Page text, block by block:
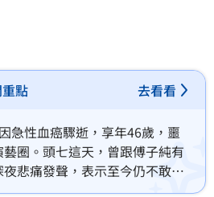
點 去看看
急性血癌驟逝，享年46歲，噩
圈。頭七這天，曾跟傅子純有
悲痛發聲，表示至今仍不敢相
報導